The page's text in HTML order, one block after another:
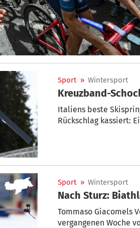
Sport » Wintersport
Kreuzband-
Italiens beste
Rückschlag kassiert:
Sport » Wintersport
Nach Sturz:
Tommaso Giacomels
vergangenen Woche